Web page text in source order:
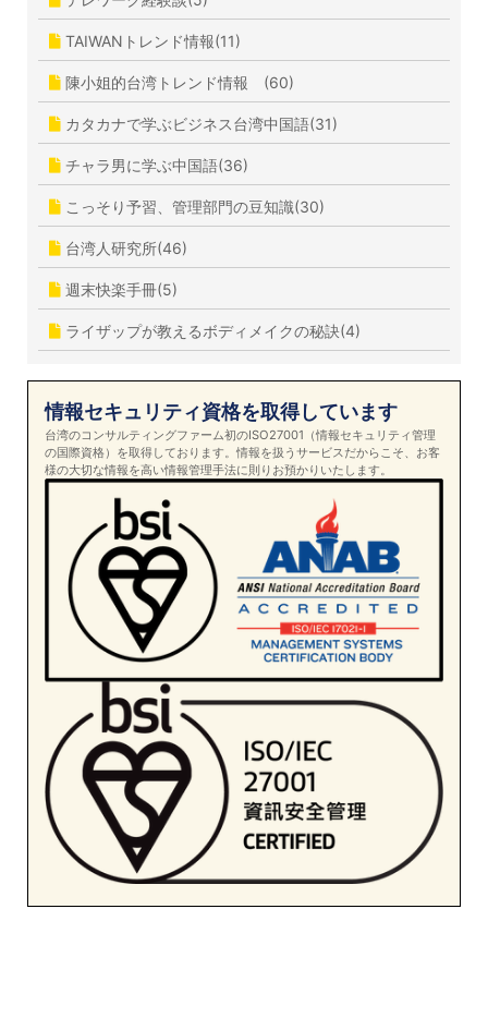
TAIWANトレンド情報(11)
陳小姐的台湾トレンド情報 (60)
カタカナで学ぶビジネス台湾中国語(31)
チャラ男に学ぶ中国語(36)
こっそり予習、管理部門の豆知識(30)
台湾人研究所(46)
週末快楽手冊(5)
ライザップが教えるボディメイクの秘訣(4)
情報セキュリティ資格を取得しています
台湾のコンサルティングファーム初のISO27001（情報セキュリティ管理
の国際資格）を取得しております。情報を扱うサービスだからこそ、お客
様の大切な情報を高い情報管理手法に則りお預かりいたします。